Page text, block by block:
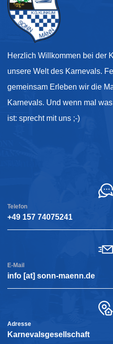
Herzlich Willkommen bei der
unsere Welt des Karnevals.
gemeinsam Erleben wir die
Karnevals. Und wenn mal
ist: sprecht mit uns ;-)
Telefon
+49 157 74075241
E-Mail
info [at] sonn-maenn.de
Adresse
Karnevalsgesellschaft